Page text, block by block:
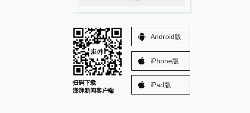
扫码下载
澎湃新闻客户端
Android版
iPhone版
iPad版